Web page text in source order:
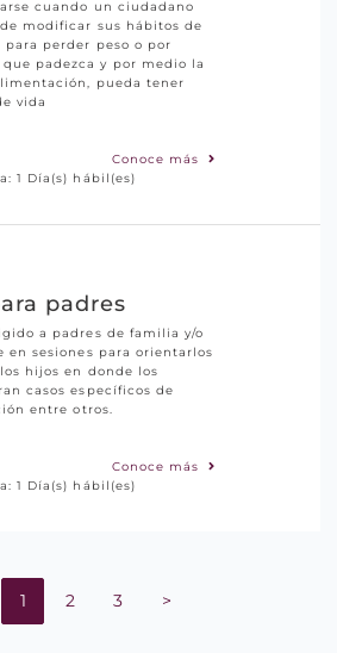
cuando un ciudadano
modificar sus hábitos de
perder peso o por
padezca y por medio la
pueda tener
vida
Conoce más
1 Día(s) hábil(es)
padres
a padres de familia y/o
en sesiones para orientarlos
hijos en donde los
casos específicos de
entre otros.
Conoce más
1 Día(s) hábil(es)
1 2 3 >